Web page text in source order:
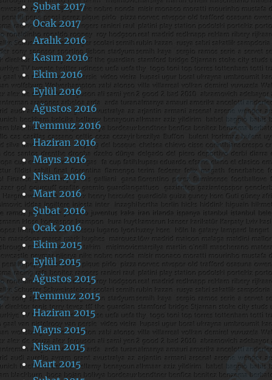
Şubat 2017
Ocak 2017
Aralık 2016
Kasım 2016
Ekim 2016
Eylül 2016
Ağustos 2016
Temmuz 2016
Haziran 2016
Mayıs 2016
Nisan 2016
Mart 2016
Şubat 2016
Ocak 2016
Ekim 2015
Eylül 2015
Ağustos 2015
Temmuz 2015
Haziran 2015
Mayıs 2015
Nisan 2015
Mart 2015